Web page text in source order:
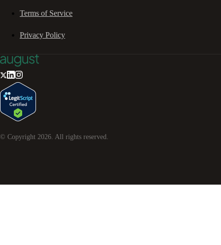
Terms of Service
Privacy Policy
© Copyright 2026 . All rights reserved.